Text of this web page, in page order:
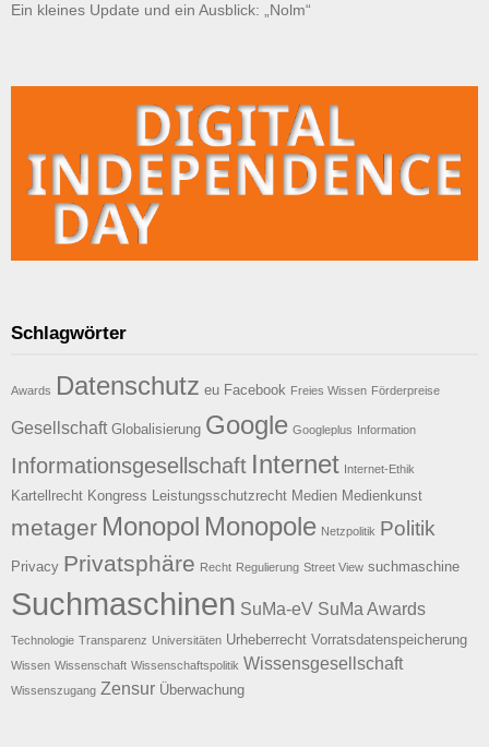
Ein kleines Update und ein Ausblick: „Nolm“
Schlagwörter
Awards Datenschutz eu Facebook Freies Wissen Förderpreise
Gesellschaft Globalisierung Google Googleplus Information
Informationsgesellschaft Internet Internet-Ethik
Kartellrecht Kongress Leistungsschutzrecht Medien Medienkunst
metager Monopol Monopole Netzpolitik Politik
Privacy Privatsphäre Recht Regulierung Street View suchmaschine
Suchmaschinen SuMa-eV SuMa Awards
Technologie Transparenz Universitäten Urheberrecht Vorratsdatenspeicherung
Wissen Wissenschaft Wissenschaftspolitik Wissensgesellschaft
Wissenszugang Zensur Überwachung